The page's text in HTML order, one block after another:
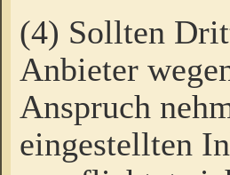
(4) Sollten
Anbieter
Anspruch
eingestellten